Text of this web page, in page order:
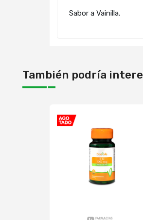
Sabor a Vainilla.
También podría